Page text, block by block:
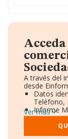
A través del
desde
Datos
Teléfono,
Informe
Gráficos
Consejo
Directivos
Ver más